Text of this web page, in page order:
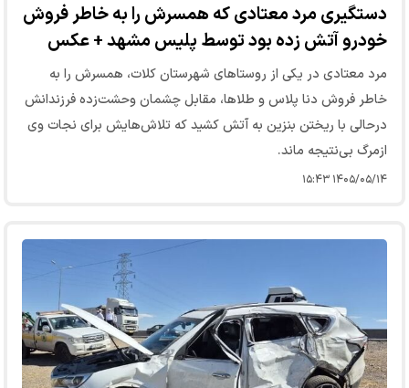
دستگیری مرد معتادی که همسرش را به خاطر فروش
خودرو آتش زده بود توسط پلیس مشهد + عکس
مرد معتادی در یکی از روستا‌های شهرستان کلات، همسرش را به
خاطر فروش دنا پلاس و طلاها، مقابل چشمان وحشت‌زده فرزندانش
درحالی با ریختن بنزین به آتش کشید که تلاش‌هایش برای نجات وی
ازمرگ بی‌نتیجه ماند.
۱۴۰۵/۰۵/۱۴ ۱۵:۴۳